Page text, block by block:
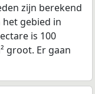
zijn berekend
gebied in
is 100
groot. Er gaan